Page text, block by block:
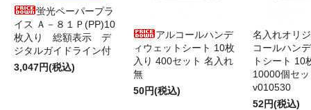
蛍光ペーパープラ
イス Ａ－８１Ｐ(PP)10
枚入り 総額表示 デ
ジタルガイドライン付
3,047円(税込)
アルコールハンデ
ィウェットシート 10枚
入り 400セット 名入れ
無
50円(税込)
名入れオリ
コールハン
トシート 10
10000個セ
v010530
52円(税込)